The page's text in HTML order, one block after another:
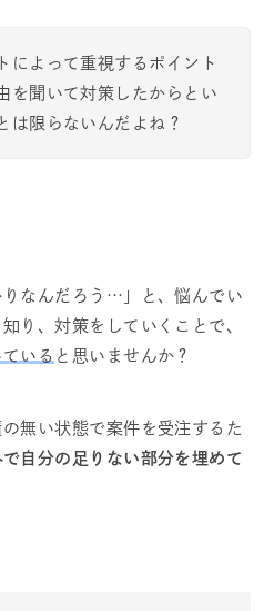
によって重視するポイント
を聞いて対策したからとい
は限らないんだよね？
りなんだろう…」と、悩んでい
り、対策をしていくことで、
いる と思いませんか？
無い状態で案件を受注するた
自分の足りない部分を埋めて